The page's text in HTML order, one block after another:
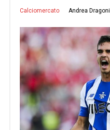
Calciomercato Andrea Dragoni